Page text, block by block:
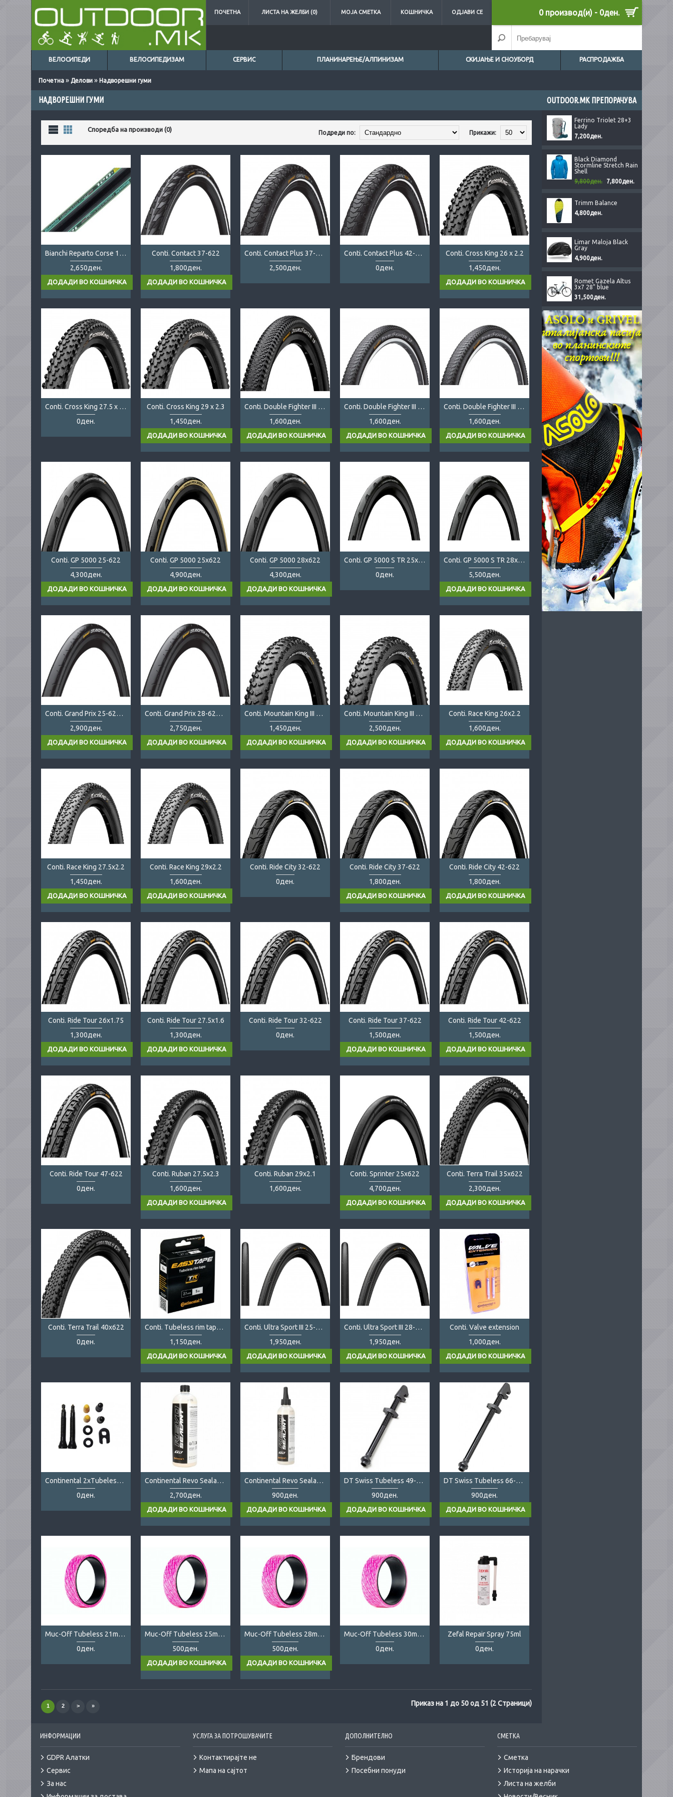
ПОЧЕТНА ЛИСТА НА ЖЕЛБИ (0) МОЈА СМЕТКА КОШНИЧКА ОДЈАВИ СЕ 0 производ(и) - 0ден.
ВЕЛОСИПЕДИ ВЕЛОСИПЕДИЗАМ СЕРВИС ПЛАНИНАРЕЊЕ/АЛПИНИЗАМ СКИЈАЊЕ И СНОУБОРД РАСПРОДАЖБА
Почетна » Делови » Надворешни гуми
OUTDOOR.MK ПРЕПОРАЧУВА
Ferrino Triolet 28+3
Lady
7,200ден.
Black Diamond
Stormline Stretch Rain
Shell
9,800ден.
7,800ден.
Trimm Balance
4,800ден.
Limar Maloja Black
Gray
4,900ден.
Romet Gazela Altus
3x7 28" blue
31,500ден.
НАДВОРЕШНИ ГУМИ
ЛистаТабела Прикажи:
Подреди по:
Споредба на производи (0)
Bianchi Reparto Corse 120 700x23
2,650ден.
Conti. Contact 37-622
1,800ден.
Conti. Contact Plus 37-622
2,500ден.
Conti. Contact Plus 42-622
0ден.
Conti. Cross King 26 x 2.2
1,450ден.
Conti. Cross King 27.5 x 2.3
0ден.
Conti. Cross King 29 x 2.3
1,450ден.
Conti. Double Fighter III 26x1.9
1,600ден.
Conti. Double Fighter III 27.5x2.0
1,600ден.
Conti. Double Fighter III 29x2.0
1,600ден.
Conti. GP 5000 25-622
4,300ден.
Conti. GP 5000 25x622
4,900ден.
Conti. GP 5000 28x622
4,300ден.
Conti. GP 5000 S TR 25x622
0ден.
Conti. GP 5000 S TR 28x622
5,500ден.
Conti. Grand Prix 25-622 folding
2,900ден.
Conti. Grand Prix 28-622 folding
2,750ден.
Conti. Mountain King III 29x2.3
1,450ден.
Conti. Mountain King III TR 29x2.3 folding
2,500ден.
Conti. Race King 26x2.2
1,600ден.
Conti. Race King 27.5x2.2
1,450ден.
Conti. Race King 29x2.2
1,600ден.
Conti. Ride City 32-622
0ден.
Conti. Ride City 37-622
1,800ден.
Conti. Ride City 42-622
1,800ден.
Conti. Ride Tour 26x1.75
1,300ден.
Conti. Ride Tour 27.5x1.6
1,300ден.
Conti. Ride Tour 32-622
0ден.
Conti. Ride Tour 37-622
1,500ден.
Conti. Ride Tour 42-622
1,500ден.
Conti. Ride Tour 47-622
0ден.
Conti. Ruban 27.5x2.3
1,600ден.
Conti. Ruban 29x2.1
1,600ден.
Conti. Sprinter 25x622
4,700ден.
Conti. Terra Trail 35x622
2,300ден.
Conti. Terra Trail 40x622
0ден.
Conti. Tubeless rim tape 27mm 5m
1,150ден.
Conti. Ultra Sport III 25-622 folding
1,950ден.
Conti. Ultra Sport III 28-622 folding
1,950ден.
Conti. Valve extension
1,000ден.
Continental 2xTubeless Valve
0ден.
Continental Revo Sealant 1L
2,700ден.
Continental Revo Sealant 240ml
900ден.
DT Swiss Tubeless 49-65mm
900ден.
DT Swiss Tubeless 66-80mm
900ден.
Muc-Off Tubeless 21mm Tape
0ден.
Muc-Off Tubeless 25mm Tape
500ден.
Muc-Off Tubeless 28mm Tape
500ден.
Muc-Off Tubeless 30mm Tape
0ден.
Zefal Repair Spray 75ml
0ден.
1 2 > » Приказ на 1 до 50 од 51 (2 Страници)
ИНФОРМАЦИИ
GDPR Алатки
Сервис
За нас
УСЛУГА ЗА ПОТРОШУВАЧИТЕ
Контактирајте не
Мапа на сајтот
ДОПОЛНИТЕЛНО
Брендови
Посебни понуди
СМЕТКА
Сметка
Историја на нарачки
Листа на желби